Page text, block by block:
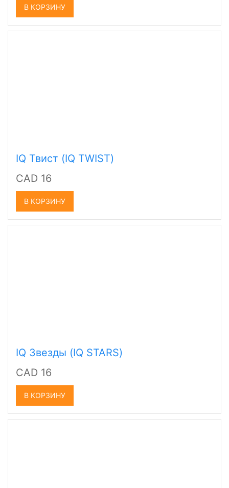
В КОРЗИНУ
IQ Твист (IQ TWIST)
CAD 16
В КОРЗИНУ
IQ Звезды (IQ STARS)
CAD 16
В КОРЗИНУ